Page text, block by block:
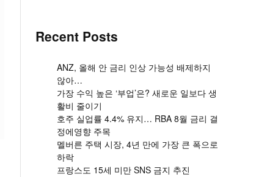
Recent Posts
ANZ, 올해 안 금리 인상 가능성 배제하지
않아…
가장 수익 높은 ‘부업’은? 새로운 일보다 생
활비 줄이기
호주 실업률 4.4% 유지… RBA 8월 금리 결
정에영향 주목
멜버른 주택 시장, 4년 만에 가장 큰 폭으로
하락
프랑스도 15세 미만 SNS 금지 추진